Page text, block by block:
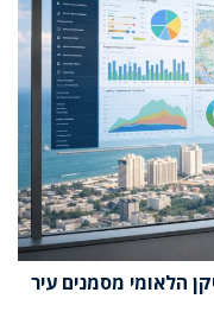
הלאומי מסמנים עיר